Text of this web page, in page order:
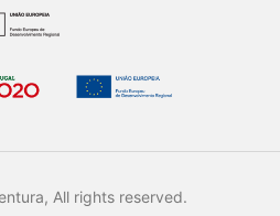
All rights reserved.